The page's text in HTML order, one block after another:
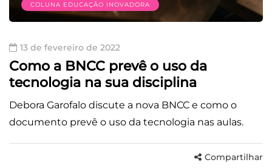
COLUNA EDUCAÇÃO INOVADORA
13 de fevereiro de 2022
Como a BNCC prevê o uso da
tecnologia na sua disciplina
Debora Garofalo discute a nova BNCC e como o
documento prevê o uso da tecnologia nas aulas.
Compartilhar